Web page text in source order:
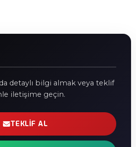
detaylı bilgi almak veya teklif
iletişime geçin.
TEKLIF AL